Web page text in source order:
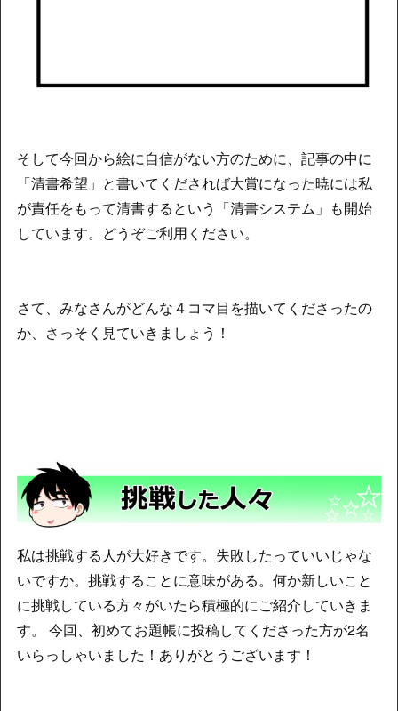
そして今回から絵に自信がない方のために、記事の中に
「清書希望」と書いてくだされば大賞になった暁には私
が責任をもって清書するという「清書システム」も開始
しています。どうぞご利用ください。
さて、みなさんがどんな４コマ目を描いてくださったの
か、さっそく見ていきましょう！
私は挑戦する人が大好きです。失敗したっていいじゃな
いですか。挑戦することに意味がある。何か新しいこと
に挑戦している方々がいたら積極的にご紹介していきま
す。 今回、初めてお題帳に投稿してくださった方が2名
いらっしゃいました！ありがとうございます！